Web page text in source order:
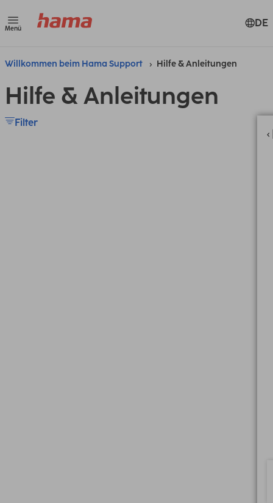
Menü DE
Willkommen beim Hama Support Hilfe & Anleitungen
Hilfe & Anleitungen
Filter